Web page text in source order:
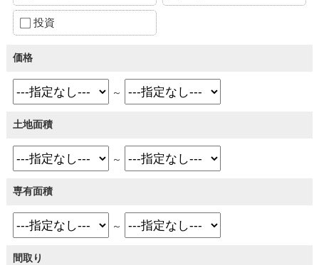
投資
価格
～
土地面積
～
専有面積
～
間取り